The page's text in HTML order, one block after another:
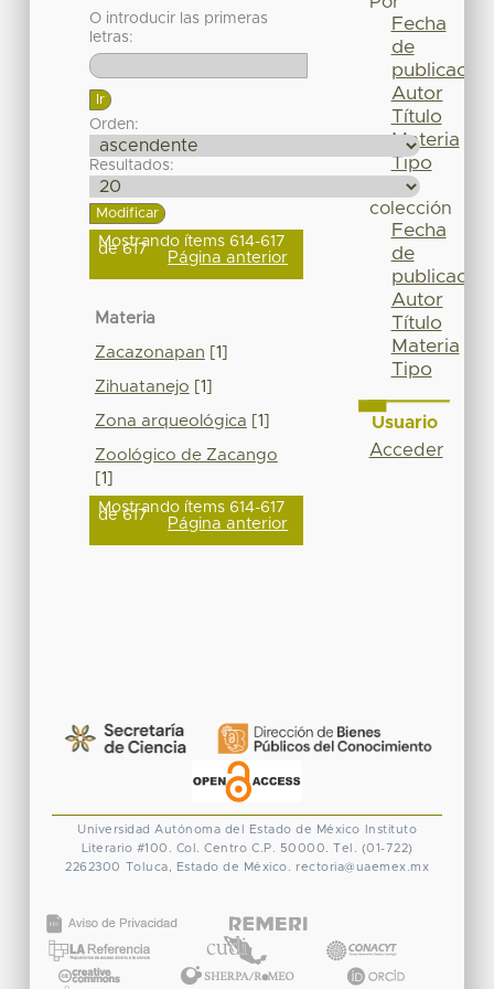
O introducir las primeras
letras:
Orden:
Resultados:
Mostrando ítems 614-617
de 617 Página anterior
Materia
Zacazonapan [1]
Zihuatanejo [1]
Zona arqueológica [1]
Zoológico de Zacango
[1]
Mostrando ítems 614-617
de 617 Página anterior
Fecha
de
publicación
Autor
Título
Materia
Tipo
colección
Fecha
de
publicación
Autor
Título
Materia
Tipo
Usuario
Acceder
Universidad Autónoma del Estado de México
Instituto
Literario #100. Col. Centro C.P. 50000. Tel. (01-722)
2262300 Toluca, Estado de México. rectoria@uaemex.mx